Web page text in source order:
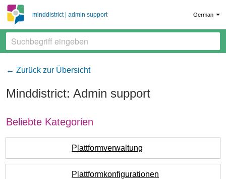
minddistrict | admin support German
← Zurück zur Übersicht
Minddistrict: Admin support
Beliebte Kategorien
Plattformverwaltung
Plattformkonfigurationen